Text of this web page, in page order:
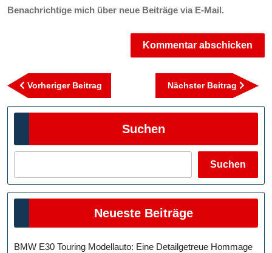
Benachrichtige mich über neue Beiträge via E-Mail.
Beitragsnavigation
Vorheriger Beitrag
Beitrag
Nächster Beitrag
Suchen
Suchen
Neueste Beiträge
BMW E30 Touring Modellauto: Eine Detailgetreue Hommage